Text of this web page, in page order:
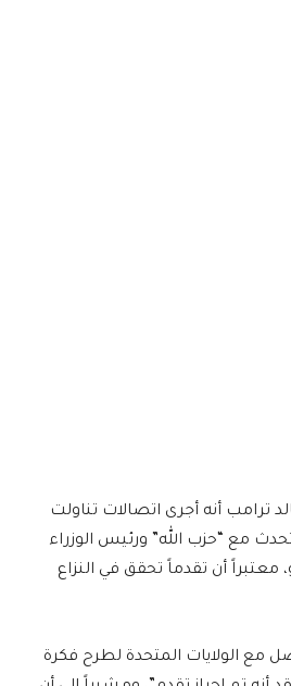
ترامب أنه أجرى اتصالات تناولت
تحدث مع “حزب الله” ورئيس الوزراء
معتبراً أن تقدماً تحقق في النزاع
مع الولايات المتحدة لطرح فكرة